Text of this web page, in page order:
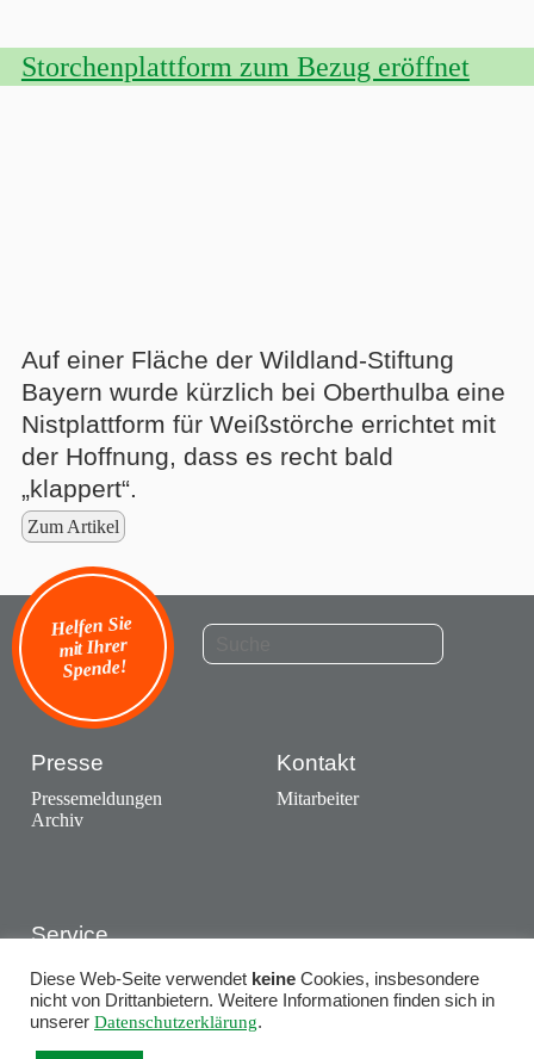
Storchenplattform zum Bezug eröffnet
Auf einer Fläche der Wildland-Stiftung
Bayern wurde kürzlich bei Oberthulba eine
Nistplattform für Weißstörche errichtet mit
der Hoffnung, dass es recht bald
„klappert“.
Zum Artikel
Helfen Sie
mit Ihrer
Spende!
Presse
Pressemeldungen
Archiv
Kontakt
Mitarbeiter
Service
Ausstellungen
Termine
Diese Web-Seite verwendet keine Cookies, insbesondere
nicht von Drittanbietern. Weitere Informationen finden sich in
unserer Datenschutzerklärung.